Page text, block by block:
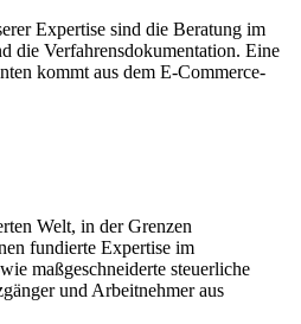
Expertise sind die Beratung im
die Verfahrensdokumentation. Eine
kommt aus dem E-Commerce-
Welt, in der Grenzen
fundierte Expertise im
maßgeschneiderte steuerliche
und Arbeitnehmer aus